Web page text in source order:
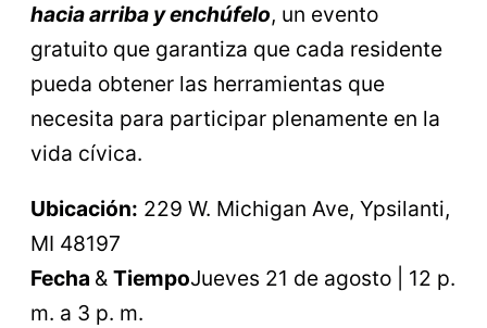
hacia arriba y enchúfelo, un evento
gratuito que garantiza que cada residente
pueda obtener las herramientas que
necesita para participar plenamente en la
vida cívica.
Ubicación: 229 W. Michigan Ave, Ypsilanti,
MI 48197
Fecha & TiempoJueves 21 de agosto | 12 p.
m. a 3 p. m.